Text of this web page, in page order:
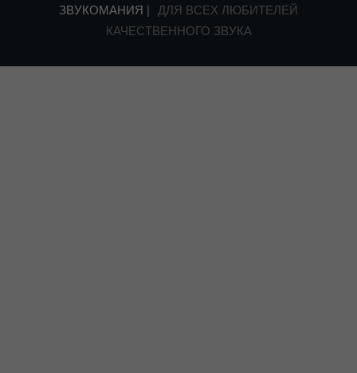
ЗВУКОМАНИЯ | ДЛЯ ВСЕХ ЛЮБИТЕЛЕЙ
КАЧЕСТВЕННОГО ЗВУКА